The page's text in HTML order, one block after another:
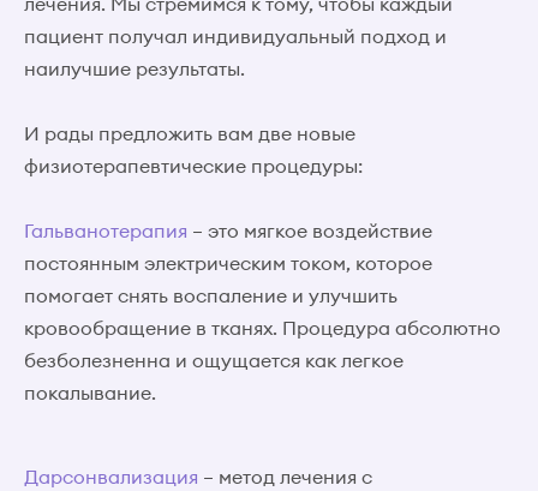
пациент получал индивидуальный подход и
наилучшие результаты.
И рады предложить вам две новые
физиотерапевтические процедуры:
Гальванотерапия – это мягкое воздействие
постоянным электрическим током, которое
помогает снять воспаление и улучшить
кровообращение в тканях. Процедура абсолютно
безболезненна и ощущается как легкое
покалывание.
Дарсонвализация – метод лечения с